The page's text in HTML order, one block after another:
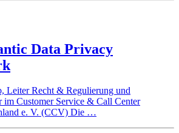
Data Privacy
Leiter Recht & Regulierung und
im Customer Service & Call Center
e. V. (CCV) Die …